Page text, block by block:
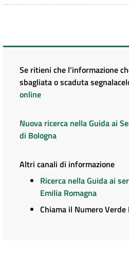
Se ritieni che l'informazione
sbagliata o scaduta
online
Nuova ricerca nella Guida ai
di Bologna
Altri canali di informazione
Ricerca nella Guida ai
Emilia Romagna
Chiama il Numero